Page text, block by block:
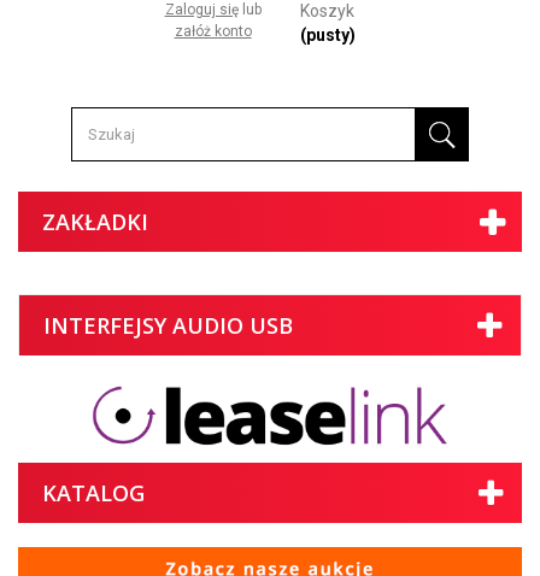
Zaloguj się lub
załóż konto
Koszyk
(pusty)
ZAKŁADKI
INTERFEJSY AUDIO USB
KATALOG